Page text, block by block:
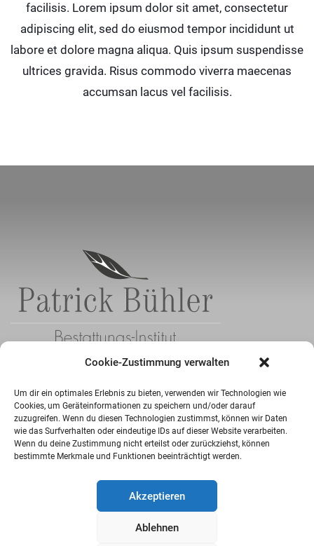
Cookie-Zustimmung verwalten
Um dir ein optimales Erlebnis zu bieten, verwenden wir Technologien wie
Cookies, um Geräteinformationen zu speichern und/oder darauf
zuzugreifen. Wenn du diesen Technologien zustimmst, können wir Daten
wie das Surfverhalten oder eindeutige IDs auf dieser Website verarbeiten.
Wenn du deine Zustimmung nicht erteilst oder zurückziehst, können
bestimmte Merkmale und Funktionen beeinträchtigt werden.
Akzeptieren
Ablehnen
facilisis. Lorem ipsum dolor sit amet, consectetur
adipiscing elit, sed do eiusmod tempor incididunt ut
labore et dolore magna aliqua. Quis ipsum suspendisse
ultrices gravida. Risus commodo viverra maecenas
accumsan lacus vel facilisis.
Bestattungsinstitut
Hauptstraße 174, 79211 Denzlingen
info@bestattungen-buehler.de
+49 7666 2217